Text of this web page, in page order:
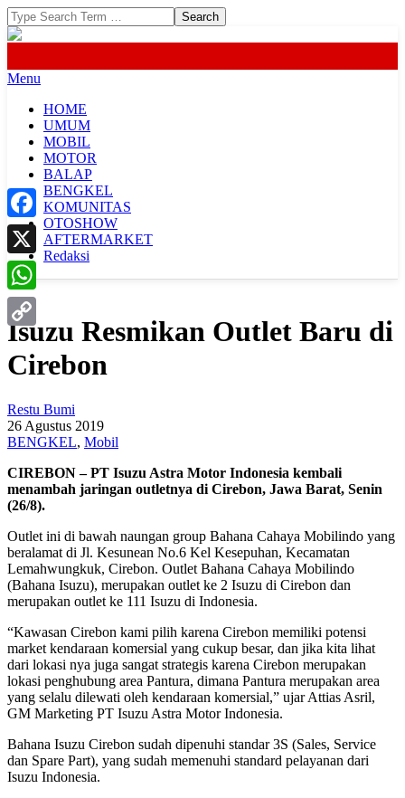
Skip
to
content
Search
Primary
Menu
Menu
HOME
UMUM
MOBIL
MOTOR
BALAP
BENGKEL
KOMUNITAS
OTOSHOW
AFTERMARKET
Redaksi
Isuzu Resmikan Outlet Baru di
Cirebon
Restu Bumi
26 Agustus 2019
BENGKEL, Mobil
CIREBON – PT Isuzu Astra Motor Indonesia kembali
menambah jaringan outletnya di Cirebon, Jawa Barat, Senin
(26/8).
Outlet ini di bawah naungan group Bahana Cahaya Mobilindo yang
beralamat di Jl. Kesunean No.6 Kel Kesepuhan, Kecamatan
Lemahwungkuk, Cirebon. Outlet Bahana Cahaya Mobilindo
(Bahana Isuzu), merupakan outlet ke 2 Isuzu di Cirebon dan
merupakan outlet ke 111 Isuzu di Indonesia.
“Kawasan Cirebon kami pilih karena Cirebon memiliki potensi
market kendaraan komersial yang cukup besar, dan jika kita lihat
dari lokasi nya juga sangat strategis karena Cirebon merupakan
lokasi penghubung area Pantura, dimana Pantura merupakan area
yang selalu dilewati oleh kendaraan komersial,” ujar Attias Asril,
GM Marketing PT Isuzu Astra Motor Indonesia.
Bahana Isuzu Cirebon sudah dipenuhi standar 3S (Sales, Service
dan Spare Part), yang sudah memenuhi standard pelayanan dari
Isuzu Indonesia.
Facebook
X
WhatsApp
Copy
Link